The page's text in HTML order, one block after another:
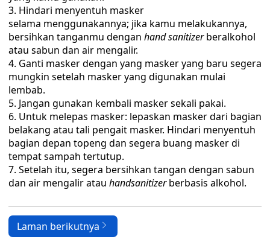
Hindari menyentuh masker
selama menggunakannya; jika kamu melakukannya,
bersihkan tanganmu dengan hand sanitizerberalkohol
atau sabun dan air mengalir.
Ganti masker dengan yang masker yang baru segera
mungkin setelah masker yang digunakan mulai
lembab.
Jangan gunakan kembali masker sekali pakai.
Untuk melepas masker: lepaskan masker dari bagian
belakang atau tali pengait masker. Hindari menyentuh
bagian depan topeng dan segera buang masker di
tempat sampah tertutup.
Setelah itu, segera bersihkan tangan dengan sabun
dan air mengalir atau handsanitizerberbasis alkohol.
Laman berikutnya